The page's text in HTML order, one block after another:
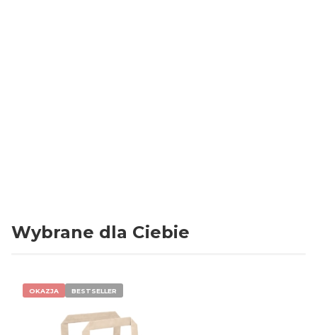
Wybrane dla Ciebie
OKAZJA BESTSELLER